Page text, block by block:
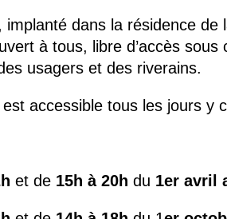
implanté dans la résidence de
à tous, libre d’accès sous
usagers et des riverains.
accessible tous les jours y
et de 15h à 20h du 1er avril